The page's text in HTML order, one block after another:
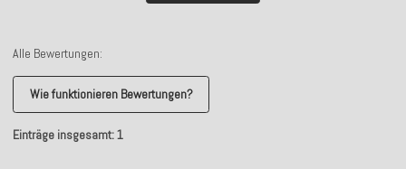
Alle Bewertungen:
Wie funktionieren Bewertungen?
Einträge insgesamt: 1